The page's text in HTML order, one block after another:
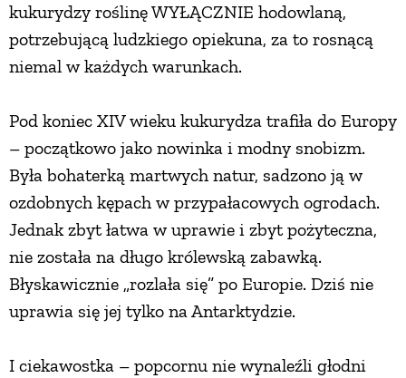
kukurydzy roślinę WYŁĄCZNIE hodowlaną,
potrzebującą ludzkiego opiekuna, za to rosnącą
niemal w każdych warunkach.
Pod koniec XIV wieku kukurydza trafiła do Europy
– początkowo jako nowinka i modny snobizm.
Była bohaterką martwych natur, sadzono ją w
ozdobnych kępach w przypałacowych ogrodach.
Jednak zbyt łatwa w uprawie i zbyt pożyteczna,
nie została na długo królewską zabawką.
Błyskawicznie „rozlała się” po Europie. Dziś nie
uprawia się jej tylko na Antarktydzie.
I ciekawostka – popcornu nie wynaleźli głodni